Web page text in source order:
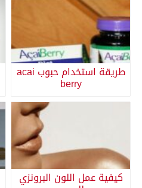
طريقة استخدام حبوب acai
berry
كيفية عمل اللون البرونزي